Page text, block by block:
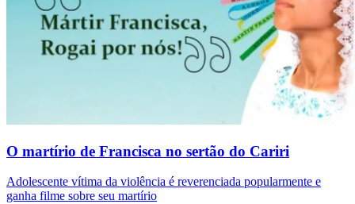
O martírio de Francisca no sertão do Cariri
Adolescente vítima da violência é reverenciada popularmente e
ganha filme sobre seu martírio